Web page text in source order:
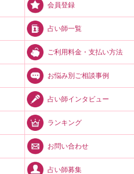
会員登録
占い師一覧
ご利用料金・支払い方法
お悩み別ご相談事例
占い師インタビュー
ランキング
お問い合わせ
占い師募集